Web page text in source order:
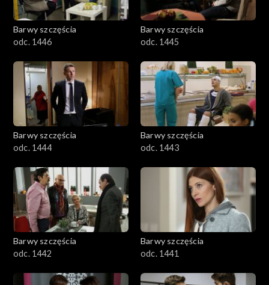
Barwy szczęścia
odc. 1446
Barwy szczęścia
odc. 1445
Barwy szczęścia
odc. 1444
Barwy szczęścia
odc. 1443
Barwy szczęścia
odc. 1442
Barwy szczęścia
odc. 1441